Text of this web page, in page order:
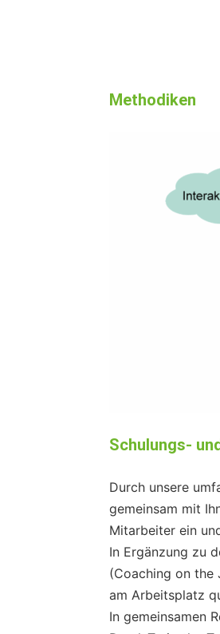
Methodiken
Schulungs-
Durch unsere
gemeinsam mit
Mitarbeiter ein
In Ergänzung zu
(Coaching on the
am Arbeitsplatz
In gemeinsamen